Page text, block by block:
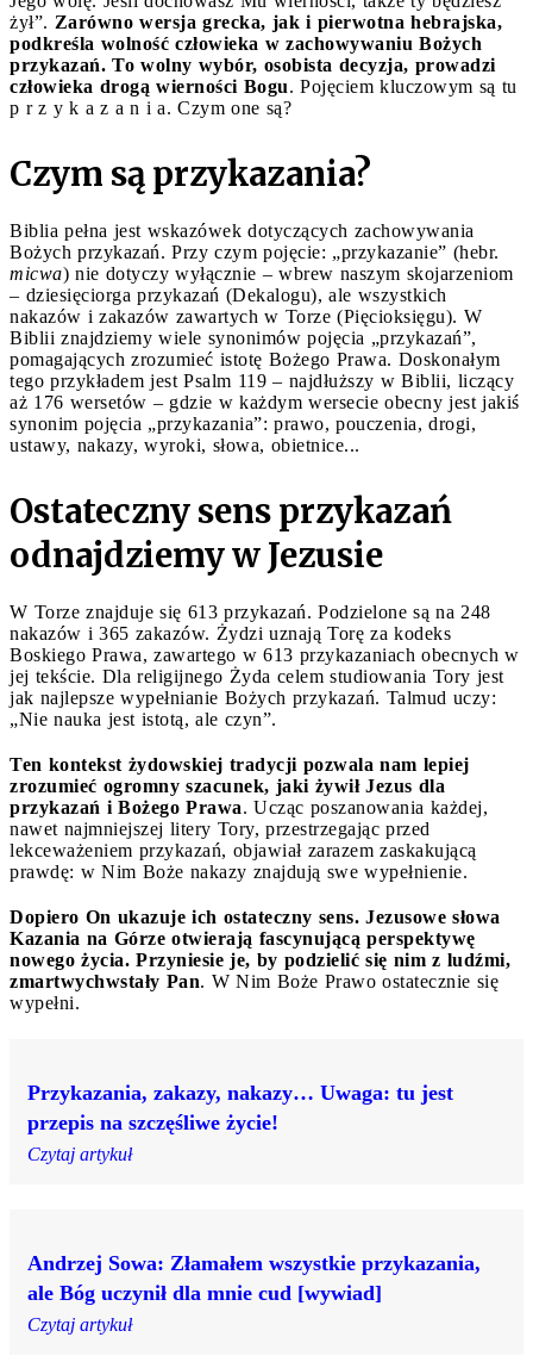
żył”. Zarówno wersja grecka, jak i pierwotna hebrajska,
podkreśla wolność człowieka w zachowywaniu Bożych
przykazań. To wolny wybór, osobista decyzja, prowadzi
człowieka drogą wierności Bogu. Pojęciem kluczowym są tu
p r z y k a z a n i a. Czym one są?
Czym są przykazania?
Biblia pełna jest wskazówek dotyczących zachowywania
Bożych przykazań. Przy czym pojęcie: „przykazanie” (hebr.
micwa) nie dotyczy wyłącznie – wbrew naszym skojarzeniom
– dziesięciorga przykazań (Dekalogu), ale wszystkich
nakazów i zakazów zawartych w Torze (Pięcioksięgu). W
Biblii znajdziemy wiele synonimów pojęcia „przykazań”,
pomagających zrozumieć istotę Bożego Prawa. Doskonałym
tego przykładem jest Psalm 119 – najdłuższy w Biblii, liczący
aż 176 wersetów – gdzie w każdym wersecie obecny jest jakiś
synonim pojęcia „przykazania”: prawo, pouczenia, drogi,
ustawy, nakazy, wyroki, słowa, obietnice...
Ostateczny sens przykazań
odnajdziemy w Jezusie
W Torze znajduje się 613 przykazań. Podzielone są na 248
nakazów i 365 zakazów. Żydzi uznają Torę za kodeks
Boskiego Prawa, zawartego w 613 przykazaniach obecnych w
jej tekście. Dla religijnego Żyda celem studiowania Tory jest
jak najlepsze wypełnianie Bożych przykazań. Talmud uczy:
„Nie nauka jest istotą, ale czyn”.
Ten kontekst żydowskiej tradycji pozwala nam lepiej
zrozumieć ogromny szacunek, jaki żywił Jezus dla
przykazań i Bożego Prawa. Ucząc poszanowania każdej,
nawet najmniejszej litery Tory, przestrzegając przed
lekceważeniem przykazań, objawiał zarazem zaskakującą
prawdę: w Nim Boże nakazy znajdują swe wypełnienie.
Dopiero On ukazuje ich ostateczny sens. Jezusowe słowa
Kazania na Górze otwierają fascynującą perspektywę
nowego życia. Przyniesie je, by podzielić się nim z ludźmi,
zmartwychwstały Pan. W Nim Boże Prawo ostatecznie się
wypełni.
Przykazania, zakazy, nakazy… Uwaga: tu jest
przepis na szczęśliwe życie!
Czytaj artykuł
Andrzej Sowa: Złamałem wszystkie przykazania,
ale Bóg uczynił dla mnie cud [wywiad]
Czytaj artykuł